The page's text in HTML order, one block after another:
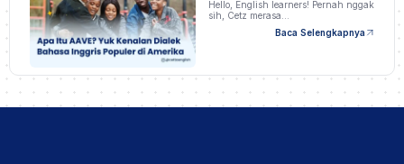
di Amerika
Hello, English learners! Pernah nggak
sih, Cetz merasa…
Baca Selengkapnya